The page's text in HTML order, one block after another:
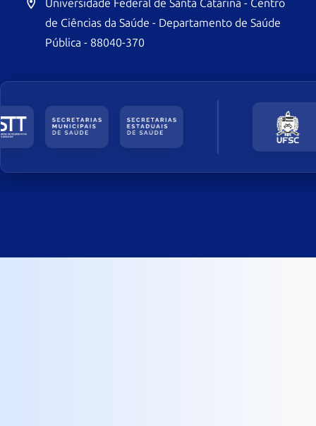
Universidade Federal de Santa Catarina - Centro
de Ciências da Saúde - Departamento de Saúde
Pública - 88040-370